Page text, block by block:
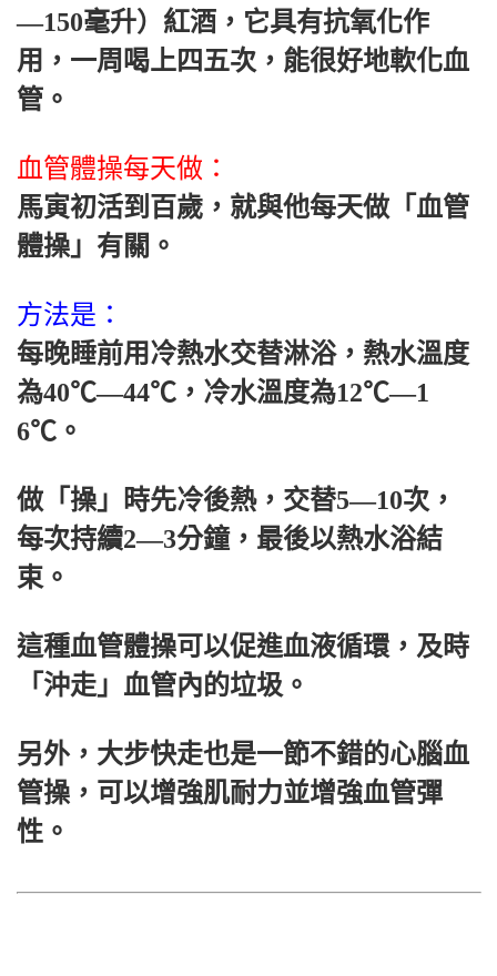
—150毫升）紅酒，它具有抗氧化作
用，一周喝上四五次，能很好地軟化血
管。
血管體操每天做：
馬寅初活到百歲，就與他每天做「血管
體操」有關。
方法是：
每晚睡前用冷熱水交替淋浴，熱水溫度
為40℃—44℃，冷水溫度為12℃—1
6℃。
做「操」時先冷後熱，交替5—10次，
每次持續2—3分鐘，最後以熱水浴結
束。
這種血管體操可以促進血液循環，及時
「沖走」血管內的垃圾。
另外，大步快走也是一節不錯的心腦血
管操，可以增強肌耐力並增強血管彈
性。